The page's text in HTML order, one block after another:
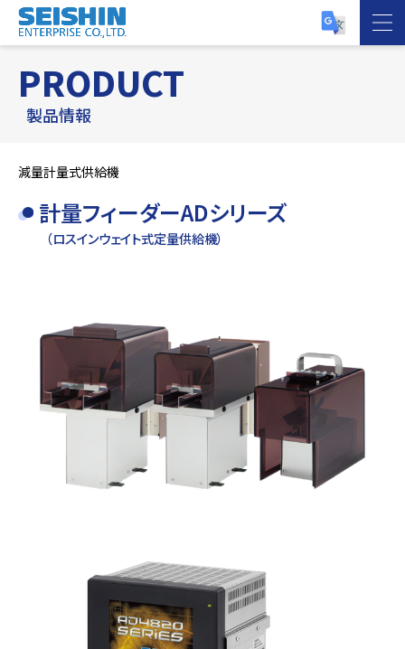
PRODUCT
製品情報
減量計量式供給機
計量フィーダーADシリーズ
（ロスインウェイト式定量供給機）